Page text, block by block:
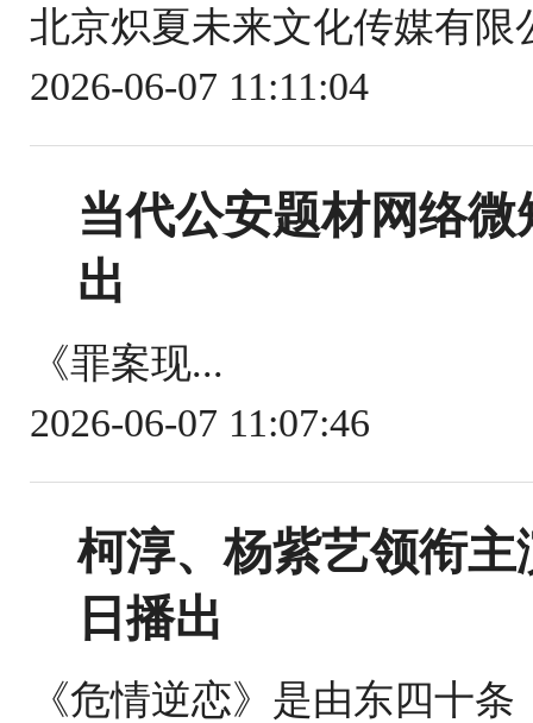
北京炽夏未来文化传媒有
2026-06-07 11:11:04
当代公安题材网络
出
《罪案现...
2026-06-07 11:07:46
柯淳、杨紫艺领衔
日播出
《危情逆恋》是由东四十